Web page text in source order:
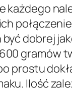
dobrej
gramów
prostu
Ilość